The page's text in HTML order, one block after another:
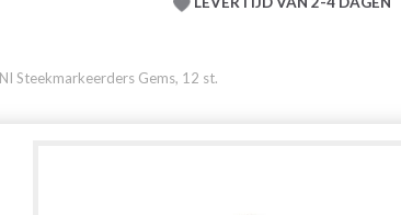
Steekmarkeerders Gems, 12 st.